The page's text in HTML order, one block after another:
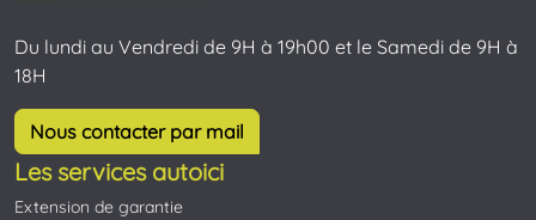
Du lundi au Vendredi de 9H à 19h00 et le Samedi de 9H à
18H
Nous contacter par mail
Les services autoici
Extension de garantie